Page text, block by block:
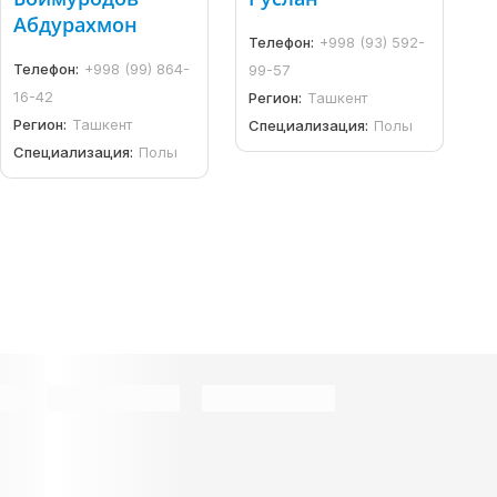
Абдурахмон
Телефон: +998 (99) 864-
16-42
Регион: Ташкент
Специализация: Полы
Телефон: +998 (93) 592-
99-57
Регион: Ташкент
Специализация: Полы